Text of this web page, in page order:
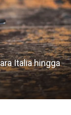
Italia hingga